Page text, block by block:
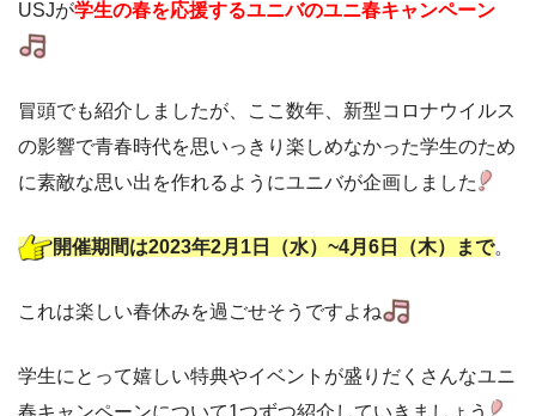
USJが学生の春を応援するユニバのユニ春キャンペーン
冒頭でも紹介しましたが、ここ数年、新型コロナウイルス
の影響で青春時代を思いっきり楽しめなかった学生のため
に素敵な思い出を作れるようにユニバが企画しました
開催期間は2023年2月1日（水）~4月6日（木）まで。
これは楽しい春休みを過ごせそうですよね
学生にとって嬉しい特典やイベントが盛りだくさんなユニ
春キャンペーンについて1つずつ紹介していきましょう